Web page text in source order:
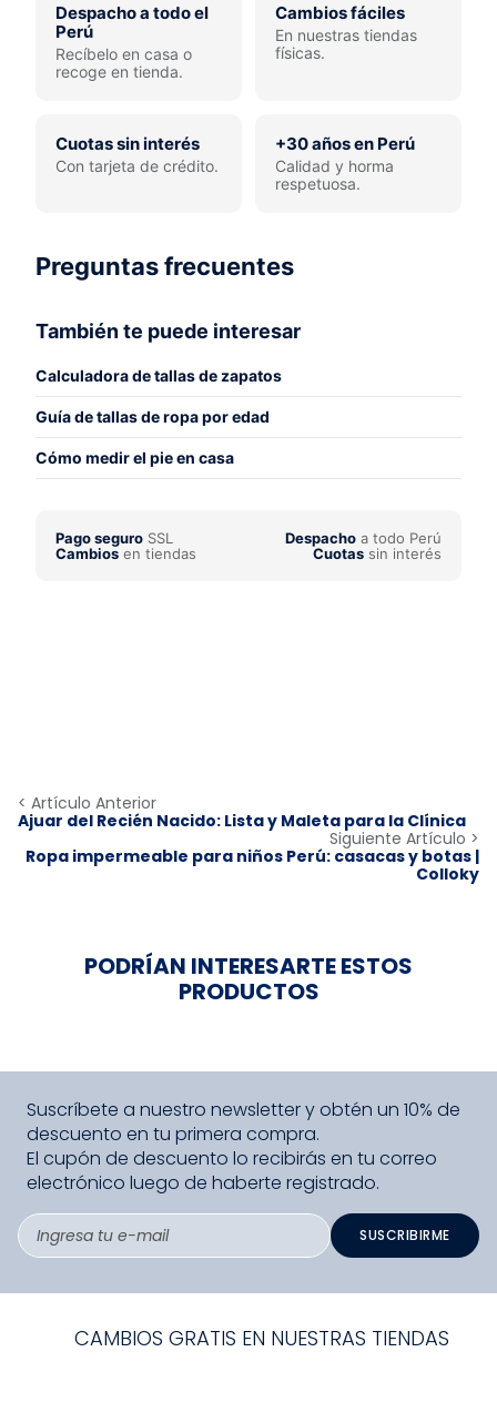
Despacho a todo el
Perú
Recíbelo en casa o
recoge en tienda.
Cambios fáciles
En nuestras tiendas
físicas.
Cuotas sin interés
Con tarjeta de crédito.
+30 años en Perú
Calidad y horma
respetuosa.
Preguntas frecuentes
También te puede interesar
Calculadora de tallas de zapatos
Guía de tallas de ropa por edad
Cómo medir el pie en casa
Pago seguro SSL Despacho a todo Perú
Cambios en tiendas Cuotas sin interés
< Artículo Anterior
Ajuar del Recién Nacido: Lista y Maleta para la Clínica
Siguiente Artículo >
Ropa impermeable para niños Perú: casacas y botas |
Colloky
PODRÍAN INTERESARTE ESTOS
PRODUCTOS
Suscríbete a nuestro newsletter y obtén un 10% de
descuento en tu primera compra.
El cupón de descuento lo recibirás en tu correo
electrónico luego de haberte registrado.
SUSCRIBIRME
CAMBIOS GRATIS EN NUESTRAS TIENDAS